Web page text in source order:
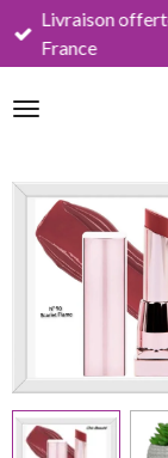
Passer
principal
Livraison
France